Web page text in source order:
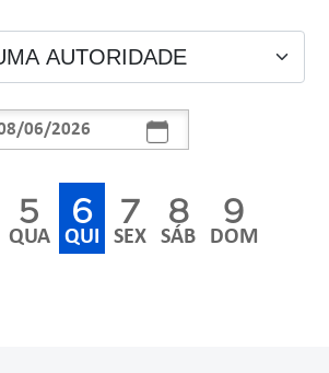
5
QUA
6
QUI
7
SEX
8
SÁB
9
DOM